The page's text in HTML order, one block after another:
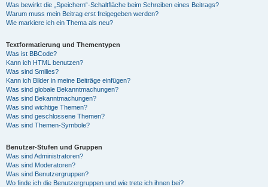
Was bewirkt die „Speichern“-Schaltfläche beim Schreiben eines Beitrags?
Warum muss mein Beitrag erst freigegeben werden?
Wie markiere ich ein Thema als neu?
Textformatierung und Thementypen
Was ist BBCode?
Kann ich HTML benutzen?
Was sind Smilies?
Kann ich Bilder in meine Beiträge einfügen?
Was sind globale Bekanntmachungen?
Was sind Bekanntmachungen?
Was sind wichtige Themen?
Was sind geschlossene Themen?
Was sind Themen-Symbole?
Benutzer-Stufen und Gruppen
Was sind Administratoren?
Was sind Moderatoren?
Was sind Benutzergruppen?
Wo finde ich die Benutzergruppen und wie trete ich ihnen bei?